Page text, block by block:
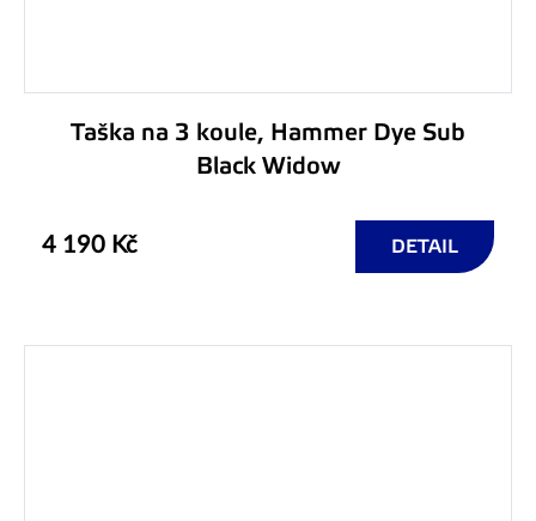
Taška na 3 koule, Hammer Dye Sub
Black Widow
4 190 Kč DETAIL